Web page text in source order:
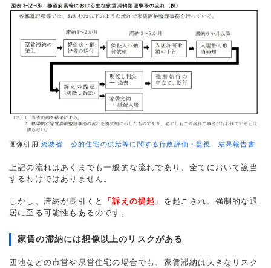
画像引用:総務省 公的住宅の供給等に関する行政評価・監視 結果報告書
上記の流れはあくまでも一般的な流れであり、全てにおいて該当
するわけではありません。
しかし、滞納が長引くと 「訴えの提起」 を起こされ、強制的な退
居に至る可能性もあるのです。
家賃の滞納には想像以上のリスクがある
団地などの市営や県営住宅の場合でも、家賃滞納は大きなリスク